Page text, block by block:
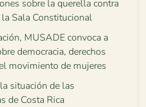
sobre la querella contra
Sala Constitucional
MUSADE convoca a
democracia, derechos
movimiento de mujeres
situación de las
de Costa Rica